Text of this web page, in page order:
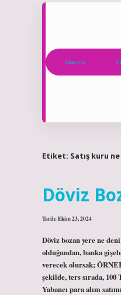
Anasayfa
Etiket: Satış kuru
Döviz
Tarih: Ekim 23, 2024
Döviz bozan yere ne
olduğundan, banka
verecek olursak;
şekilde, ters sırada,
Yabancı para alım